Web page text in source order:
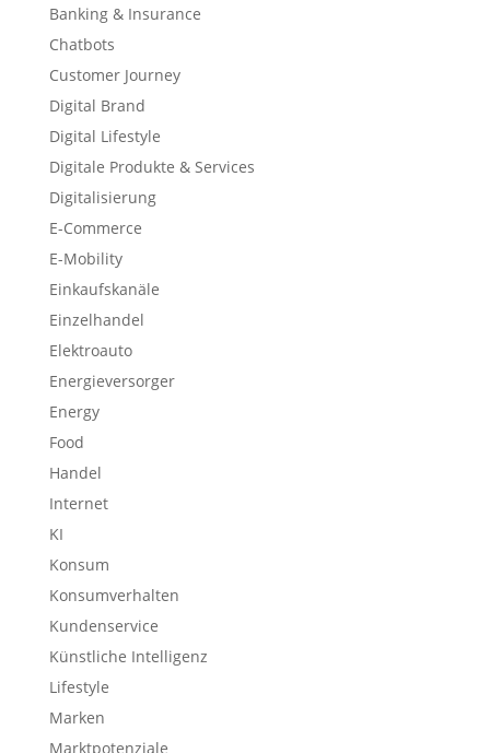
Banking & Insurance
Chatbots
Customer Journey
Digital Brand
Digital Lifestyle
Digitale Produkte & Services
Digitalisierung
E-Commerce
E-Mobility
Einkaufskanäle
Einzelhandel
Elektroauto
Energieversorger
Energy
Food
Handel
Internet
KI
Konsum
Konsumverhalten
Kundenservice
Künstliche Intelligenz
Lifestyle
Marken
Marktpotenziale